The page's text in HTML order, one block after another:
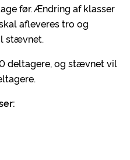
før. Ændring af klasser
afleveres tro og
stævnet.
deltagere, og stævnet vil